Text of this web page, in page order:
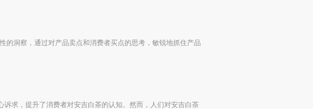
的洞察，通过对产品卖点和消费者买点的思考，敏锐地抓住产品
求，提升了消费者对安吉白茶的认知。然而，人们对安吉白茶